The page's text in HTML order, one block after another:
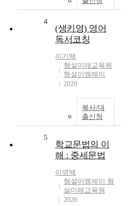
4
(생키영) 영어
독서코칭
이기택
형설미래교육원
형설이엠제이
2020
복사/대
출신청
5
학교문법의 이
해 : 중세문법
이영택
형설이엠제이 형
설미래교육원
2020